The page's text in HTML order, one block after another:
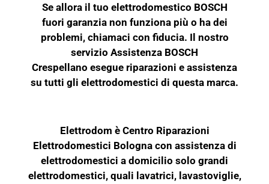
Se allora il tuo elettrodomestico BOSCH
fuori garanzia non funziona più o ha dei
problemi, chiamaci con fiducia. Il nostro
servizio Assistenza BOSCH
Crespellano esegue riparazioni e assistenza
su tutti gli elettrodomestici di questa marca.
Elettrodom è Centro Riparazioni
Elettrodomestici Bologna con assistenza di
elettrodomestici a domicilio solo grandi
elettrodomestici, quali lavatrici, lavastoviglie,